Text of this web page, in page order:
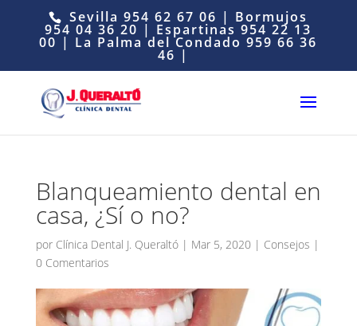
Sevilla954 62 67 06 | Bormujos
954 04 36 20 | Espartinas954 22 13
00 | La Palma del Condado959 66 36
46 |
Blanqueamiento dental en
casa, ¿Sí o no?
por Clínica Dental J. Queraltó| Mar 5, 2020| Consejos |
0 Comentarios